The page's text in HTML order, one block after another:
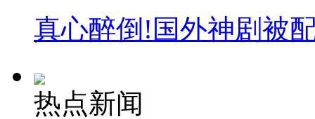
真心醉倒!国外神剧被
热点新闻